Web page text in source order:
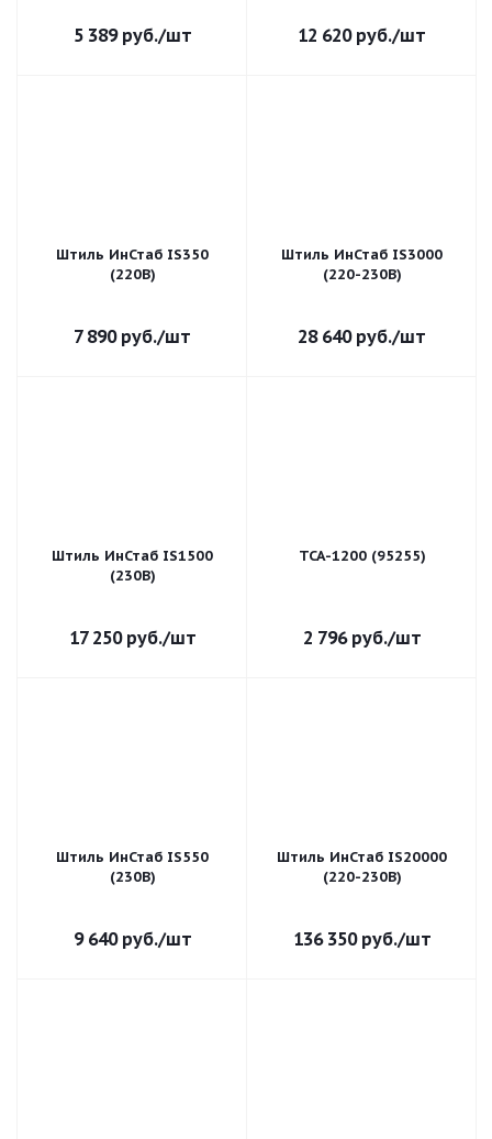
5 389руб./шт 12 620руб./шт
Штиль ИнСтаб IS350
(220В)
7 890руб./шт
Штиль ИнСтаб IS3000
(220-230В)
28 640руб./шт
Штиль ИнСтаб IS1500
(230В)
17 250руб./шт
TCA-1200 (95255)
2 796руб./шт
Штиль ИнСтаб IS550
(230В)
9 640руб./шт
Штиль ИнСтаб IS20000
(220-230В)
136 350руб./шт